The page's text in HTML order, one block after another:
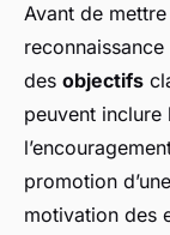
Avant de
des objectifs
peuvent inclure
promotion
motivation des